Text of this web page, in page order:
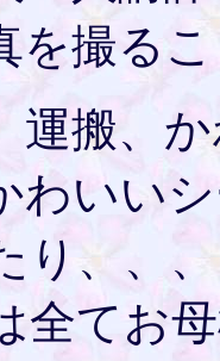
を撮る
運搬、
わいい
り、、
全てお